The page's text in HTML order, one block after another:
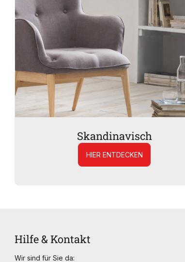
Skandinavisch
HIER ENTDECKEN
Hilfe & Kontakt
Wir sind für Sie da: